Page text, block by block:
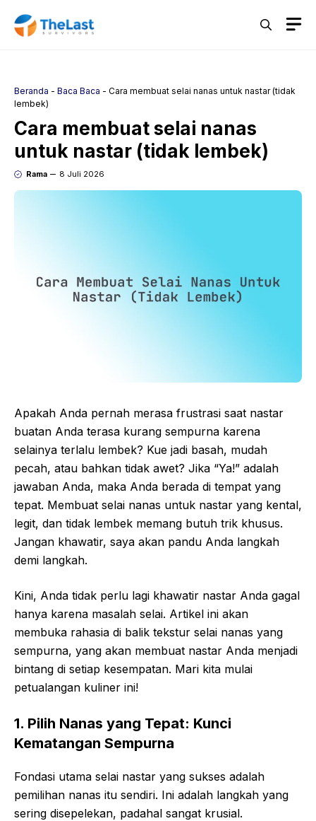
Beranda - Baca Baca - Cara membuat selai nanas untuk nastar (tidak
lembek)
Cara membuat selai nanas
untuk nastar (tidak lembek)
Rama 8 Juli 2026
Apakah Anda pernah merasa frustrasi saat nastar
buatan Anda terasa kurang sempurna karena
selainya terlalu lembek? Kue jadi basah, mudah
pecah, atau bahkan tidak awet? Jika “Ya!” adalah
jawaban Anda, maka Anda berada di tempat yang
tepat. Membuat selai nanas untuk nastar yang kental,
legit, dan tidak lembek memang butuh trik khusus.
Jangan khawatir, saya akan pandu Anda langkah
demi langkah.
Kini, Anda tidak perlu lagi khawatir nastar Anda gagal
hanya karena masalah selai. Artikel ini akan
membuka rahasia di balik tekstur selai nanas yang
sempurna, yang akan membuat nastar Anda menjadi
bintang di setiap kesempatan. Mari kita mulai
petualangan kuliner ini!
1. Pilih Nanas yang Tepat: Kunci
Kematangan Sempurna
Fondasi utama selai nastar yang sukses adalah
pemilihan nanas itu sendiri. Ini adalah langkah yang
sering disepelekan, padahal sangat krusial.